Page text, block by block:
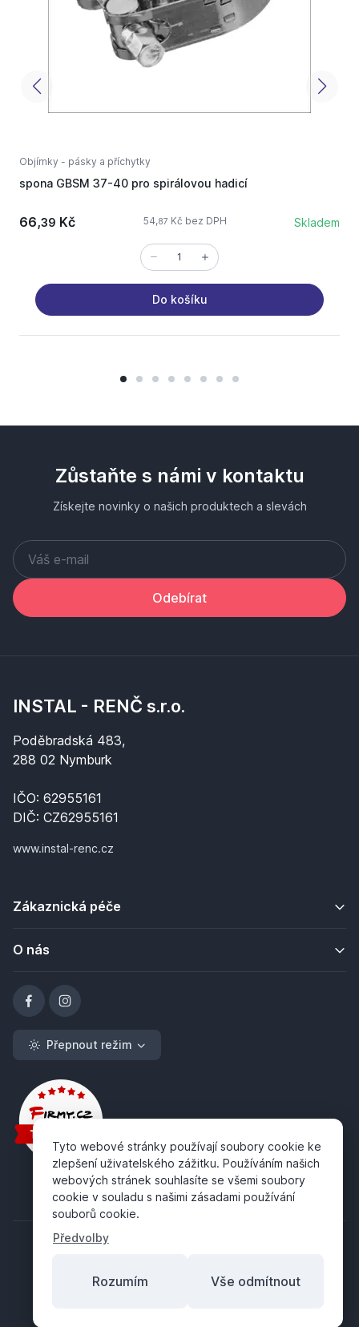
Objímky - pásky a příchytky
spona GBSM 37-40 pro spirálovou hadicí
66,39 Kč 54,87 Kč bez DPH Skladem
Do košíku
Zůstaňte s námi v kontaktu
Získejte novinky o našich produktech a slevách
Odebírat
INSTAL - RENČ s.r.o.
Poděbradská 483,
288 02 Nymburk
IČO: 62955161
DIČ: CZ62955161
www.instal-renc.cz
Zákaznická péče
O nás
Přepnout režim
Tyto webové stránky používají soubory cookie ke
zlepšení uživatelského zážitku. Používáním našich
webových stránek souhlasíte se všemi soubory
cookie v souladu s našimi zásadami používání
souborů cookie.
Předvolby
Rozumím Vše odmítnout